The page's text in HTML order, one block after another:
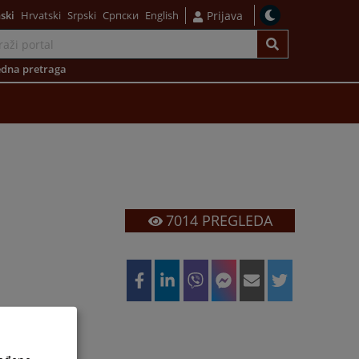
Hrvatski Srpski Српски English Prijava
pretraga
7014PREGLEDA